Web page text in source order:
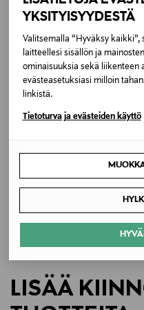
YKSITYISYYDESTÄ
Valitsemalla “Hyväksy
laitteellesi sisällön ja
ominaisuuksia sekä liikenteen
evästeasetuksiasi milloin
linkistä.
Tietoturva ja evästeiden käyttö
Materiaali
Hoito-ohjeet
Pesu 30-40 asteessa
kankaiden ja ympäristön
ja tummat värit erikseen.
Konepesu
Mitoitus
Oversized & relaxed fit
Väri
RB ROYAL BLUE
Poplin-pyjamashortsit
LISÄÄ